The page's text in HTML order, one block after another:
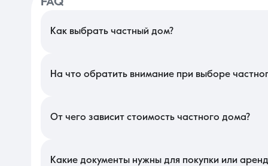
Как выбрать частный дом?
На что обратить внимание при выборе
От чего зависит стоимость частного дома?
Какие документы нужны для покупки или